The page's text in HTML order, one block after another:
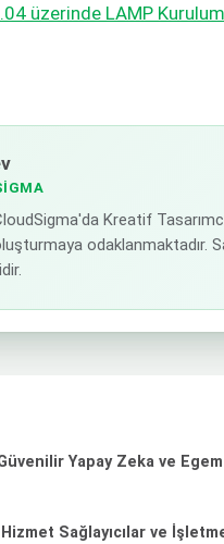
üzerinde LAMP
Kreatif
odaklanmaktadır.
Yapay Zeka ve
Sağlayıcılar ve